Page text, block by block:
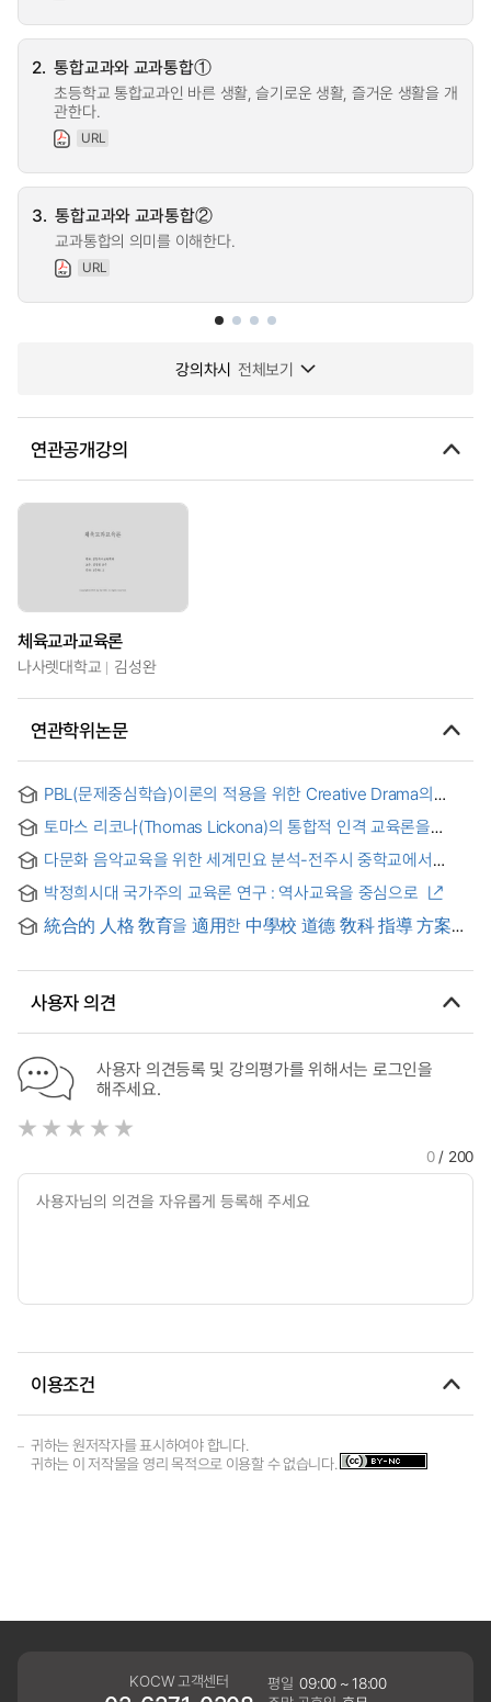
2. 통합교과와 교과통합①
초등학교 통합교과인 바른 생활, 슬기로운 생활, 즐거운 생활을 개
관한다.
URL
3. 통합교과와 교과통합②
교과통합의 의미를 이해한다.
URL
강의차시 전체보기
연관공개강의
체육교과교육론
나사렛대학교 김성완
연관학위논문
PBL(문제중심학습)이론의 적용을 위한 Creative Drama의
활용연구 : -초등학교 저학년 ‘통합교과’를 중심으로- = A Study
on the Application of Creative Drama for the Application of
Problem-Based Learning(PBL) Theory : Focusing on
'Integrated Curriculum' in Low-grade Elementary School
토마스 리코나(Thomas Lickona)의 통합적 인격 교육론을
기초로 한 정보윤리 교육방안 연구 = (A) study of information
ethics education plans based on Thomas Lickona's
integrated character education theory
다문화 음악교육을 위한 세계민요 분석-전주시 중학교에서
선정한 음악교과서 8종을 중심으로
박정희시대 국가주의 교육론 연구 : 역사교육을 중심으로
統合的 人格 敎育을 適用한 中學校 道德 敎科 指導 方案
to Teach Ethics by Adopting Integrated Character-Building
사용자 의견
사용자 의견등록 및 강의평가를 위해서는 로그인을
해주세요.
0/ 200
이용조건
귀하는 원저작자를 표시하여야 합니다.
귀하는 이 저작물을 영리 목적으로 이용할 수 없습니다.
KOCW 고객센터 평일 09:00 ~ 18:00